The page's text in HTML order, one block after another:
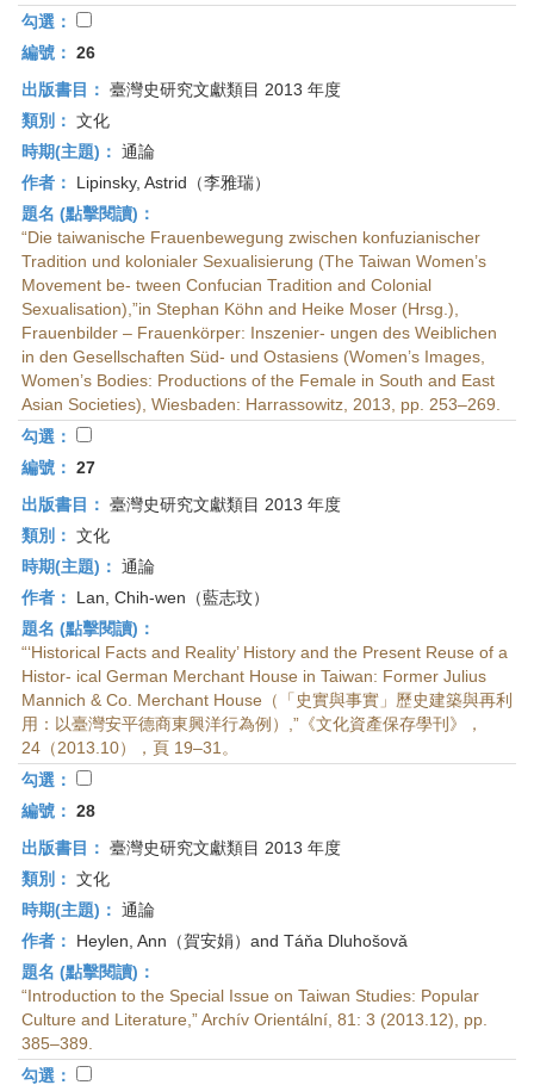
勾選：
編號： 26
出版書目： 臺灣史研究文獻類目 2013 年度
類別： 文化
時期(主題)： 通論
作者：
Lipinsky, Astrid（李雅瑞）
題名 (點擊閱讀)：
“Die taiwanische Frauenbewegung zwischen konfuzianischer
Tradition und kolonialer Sexualisierung (The Taiwan Women’s
Movement be- tween Confucian Tradition and Colonial
Sexualisation),”in Stephan Köhn and Heike Moser (Hrsg.),
Frauenbilder – Frauenkörper: Inszenier- ungen des Weiblichen
in den Gesellschaften Süd- und Ostasiens (Women’s Images,
Women’s Bodies: Productions of the Female in South and East
Asian Societies), Wiesbaden: Harrassowitz, 2013, pp. 253–269.
勾選：
編號： 27
出版書目： 臺灣史研究文獻類目 2013 年度
類別： 文化
時期(主題)： 通論
作者：
Lan, Chih-wen（藍志玟）
題名 (點擊閱讀)：
“‘Historical Facts and Reality’ History and the Present Reuse of a
Histor- ical German Merchant House in Taiwan: Former Julius
Mannich & Co. Merchant House（「史實與事實」歷史建築與再利
用：以臺灣安平德商東興洋行為例）,”《文化資產保存學刊》，
24（2013.10），頁 19–31。
勾選：
編號： 28
出版書目： 臺灣史研究文獻類目 2013 年度
類別： 文化
時期(主題)： 通論
作者：
Heylen, Ann（賀安娟）and Táňa Dluhošovǎ
題名 (點擊閱讀)：
“Introduction to the Special Issue on Taiwan Studies: Popular
Culture and Literature,” Archív Orientální, 81: 3 (2013.12), pp.
385–389.
勾選：